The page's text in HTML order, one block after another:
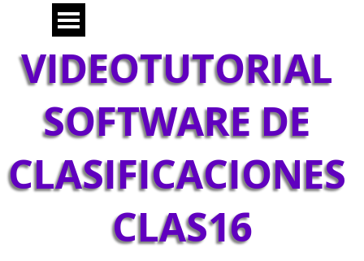
Vaya al ContenidoSaltar menú
VIDEOTUTORIAL
SOFTWARE DE
CLASIFICACIONES
CLAS16